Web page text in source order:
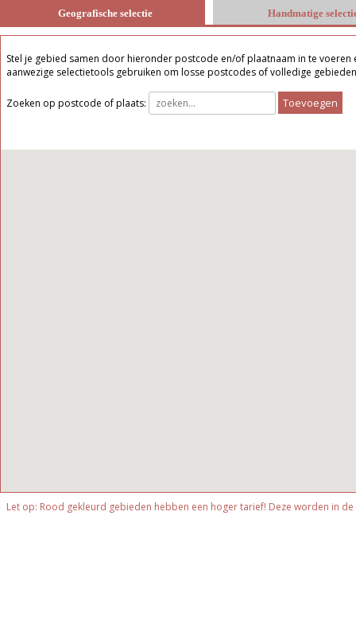
Geografische selectie Handmatige
Stel je gebied samen door hieronder postcode en/of plaatnaam in te
aanwezige selectietools gebruiken om losse postcodes of volledige
Zoeken op postcode of plaats: Toevoegen
Let op: Rood gekleurd gebieden hebben een hoger tarief! Deze worden in